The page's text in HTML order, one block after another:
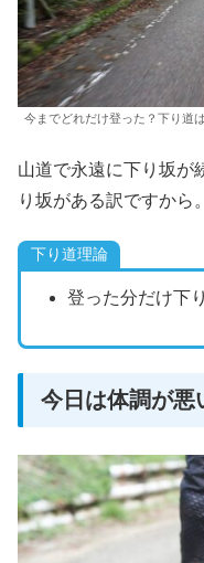
今までどれだけ登った？下り道
山道で永遠に下り坂が
り坂がある訳ですから。
下り道理論
登った分だけ下
今日は体調が悪